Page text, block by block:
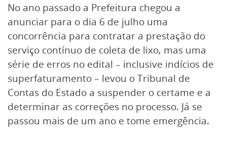
No ano passado a Prefeitura chegou a
anunciar para o dia 6 de julho uma
concorrência para contratar a prestação do
serviço contínuo de coleta de lixo, mas uma
série de erros no edital – inclusive indícios de
superfaturamento – levou o Tribunal de
Contas do Estado a suspender o certame e a
determinar as correções no processo. Já se
passou mais de um ano e tome emergência.